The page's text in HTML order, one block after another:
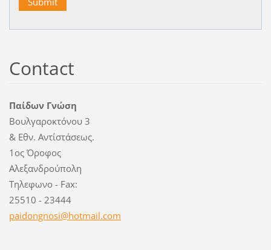
Contact
Παίδων Γνώση
Βουλγαροκτόνου 3
& Εθν. Αντίστάσεως.
1ος Όροφος
Αλεξανδρούπολη
Τηλεφωνο - Fax:
25510 - 23444
paidongnosi@hotmail.com